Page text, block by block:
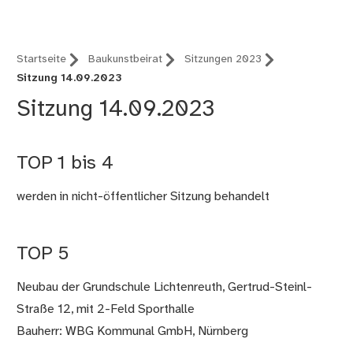
Startseite Baukunstbeirat
Sitzungen 2023
Sitzung 14.09.2023
Sitzung 14.09.2023
TOP 1 bis 4
werden in nicht-öffentlicher Sitzung behandelt
TOP 5
Neubau der Grundschule Lichtenreuth, Gertrud-Steinl-
Straße 12, mit 2-Feld Sporthalle
Bauherr: WBG Kommunal GmbH, Nürnberg